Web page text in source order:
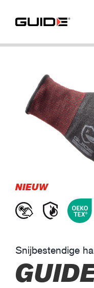
NIEUW
Snijbestendige